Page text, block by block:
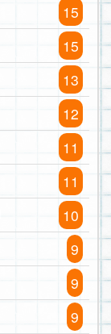
15
15
13
12
11
11
10
9
9
9